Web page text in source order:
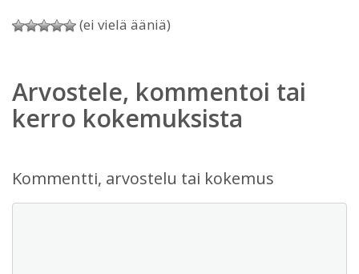
(ei vielä ääniä)
Arvostele, kommentoi tai
kerro kokemuksista
Kommentti, arvostelu tai kokemus